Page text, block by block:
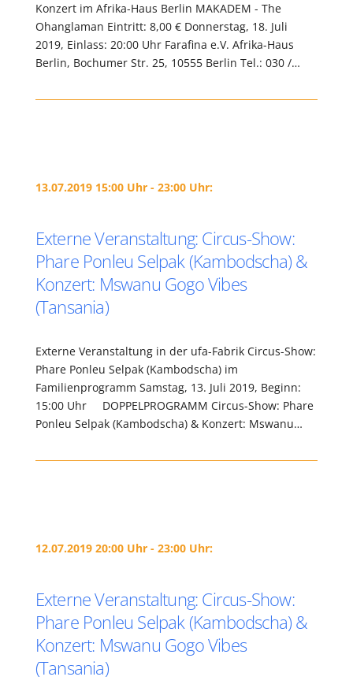
Konzert im Afrika-Haus Berlin MAKADEM - The
Ohanglaman Eintritt: 8,00 € Donnerstag, 18. Juli
2019, Einlass: 20:00 Uhr Farafina e.V. Afrika-Haus
Berlin, Bochumer Str. 25, 10555 Berlin Tel.: 030 /…
13.07.2019 15:00 Uhr - 23:00 Uhr:
Externe Veranstaltung: Circus-Show:
Phare Ponleu Selpak (Kambodscha) &
Konzert: Mswanu Gogo Vibes
(Tansania)
Externe Veranstaltung in der ufa-Fabrik Circus-Show:
Phare Ponleu Selpak (Kambodscha) im
Familienprogramm Samstag, 13. Juli 2019, Beginn:
15:00 Uhr DOPPELPROGRAMM Circus-Show: Phare
Ponleu Selpak (Kambodscha) & Konzert: Mswanu…
12.07.2019 20:00 Uhr - 23:00 Uhr:
Externe Veranstaltung: Circus-Show:
Phare Ponleu Selpak (Kambodscha) &
Konzert: Mswanu Gogo Vibes
(Tansania)